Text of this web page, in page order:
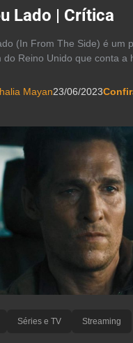
Lado | Crítica
(In From The Side) é um
do Reino Unido que conta a
Mayan23/06/2023
Séries e TV Streaming